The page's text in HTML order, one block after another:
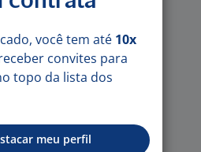
você tem até 10x
convites para
topo da lista dos
meu perfil